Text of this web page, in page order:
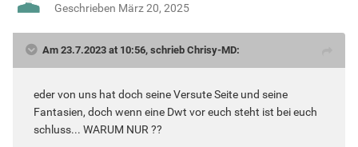
Geschrieben März 20, 2025
Am 23.7.2023 at 10:56, schrieb Chrisy-MD:
eder von uns hat doch seine Versute Seite und seine
Fantasien, doch wenn eine Dwt vor euch steht ist bei euch
schluss... WARUM NUR ??